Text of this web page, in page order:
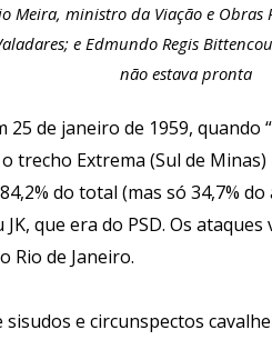
Meira, ministro da Viação e Obras
e Edmundo Regis
não estava pronta
de janeiro de 1959, quando
trecho Extrema (Sul de
do total (mas só 34,7%
que era do PSD. Os
Rio de Janeiro.
sisudos e circunspectos